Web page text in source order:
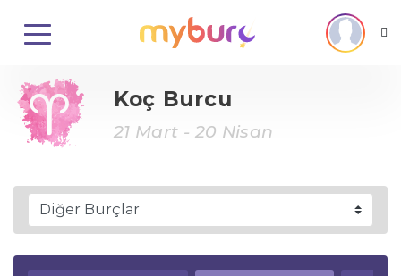
Koç Burcu
21 Mart - 20 Nisan